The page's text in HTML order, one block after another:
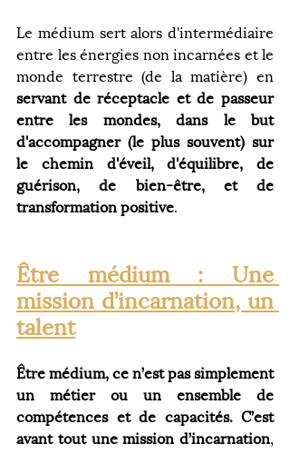
Le médium sert alors d'intermédiaire
entre les énergies non incarnées et le
servant de réceptacle et de passeur
entre les mondes, dans le but
d'accompagner (le plus souvent) sur
le chemin d'éveil, d'équilibre, de
guérison, de bien-être, et de
transformation positive.
Être médium : Une
mission d’incarnation, un
talent
Être médium, ce n’est pas simplement
un métier ou un ensemble de
compétences et de capacités. C’est
avant tout une mission d’incarnation,